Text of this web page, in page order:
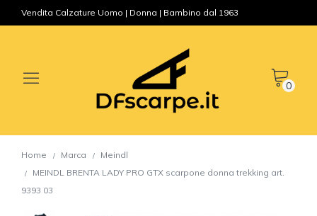
Vendita Calzature Uomo | Donna | Bambino dal 1963
0
Home Marca
Meindl
MEINDL BRENTA LADY PRO GTX scarpone donna trekking art.
9393 03